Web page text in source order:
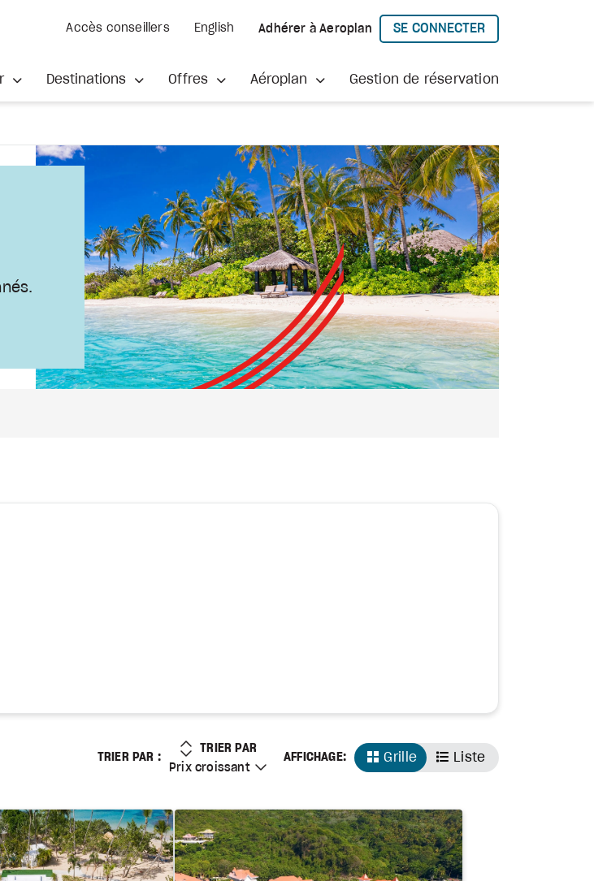
Accès conseillers English Adhérer à Aeroplan
SE CONNECTER
À AEROPLAN
Destinations Offres Aéroplan Gestion de réservation
TRIER PAR :
PRIX CROISSANT
TRIER PAR
Prix croissant
Prix croissant
AFFICHAGE: Grille Liste